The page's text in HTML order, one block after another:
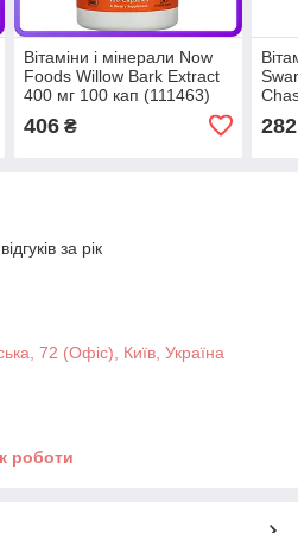
Вітаміни і мінерали Now
Foods Willow Bark Extract
400 мг 100 кап (111463)
406₴ 282
за рік
72 (Офіс), Київ, Україна
роботи